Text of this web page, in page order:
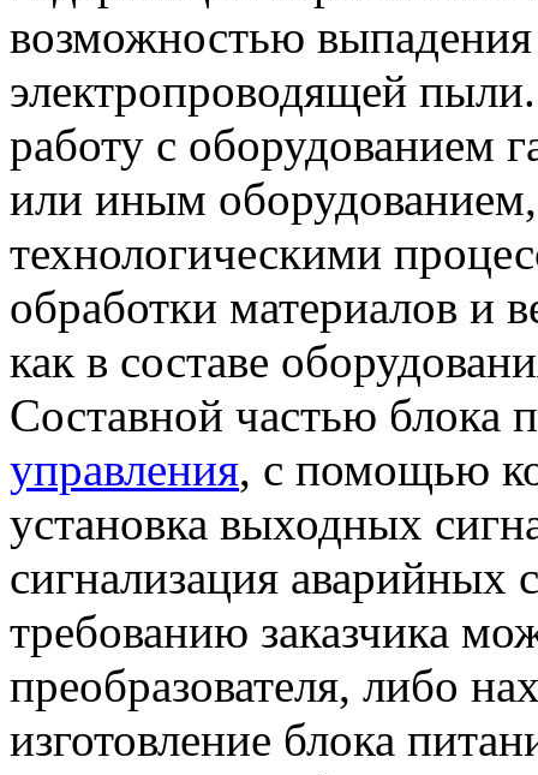
возможностью
электропроводящей
работу с оборудованием
или иным
технологическими
обработки материалов и
как в составе
Составной частью блока
управления, с помощью
установка выходных
сигнализация аварийных
требованию заказчика
преобразователя, либо
изготовление блока